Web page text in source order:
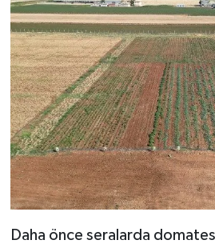
Daha önce seralarda